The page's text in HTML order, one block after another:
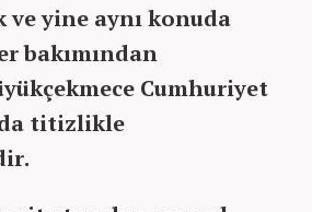
yine aynı konuda
bakımından
Cumhuriyet
titizlikle